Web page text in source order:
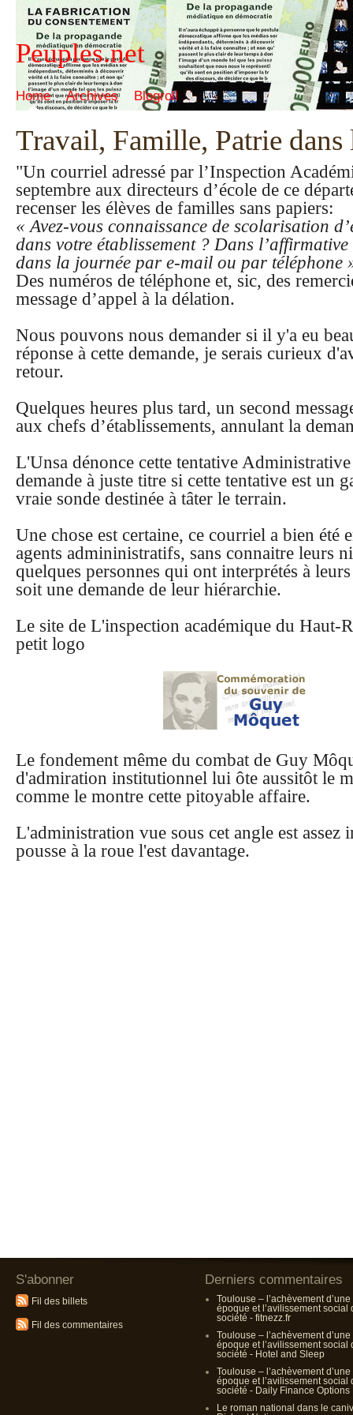
Peuples.net
Home Archives Blogroll
Travail, Famille, Patrie
"Un courriel adressé par l’Inspection
septembre aux directeurs d’école de ce
recenser les élèves de familles sans papiers:
« Avez-vous connaissance de scolarisation
dans votre établissement ? Dans
dans la journée par e-mail ou par téléphone
Des numéros de téléphone et, sic, des
message d’appel à la délation.
Nous pouvons nous demander si il y'a eu
réponse à cette demande, je serais curieux
retour.
Quelques heures plus tard, un second
aux chefs d’établissements, annulant la
L'Unsa dénonce cette tentative
demande à juste titre si cette tentative est un
vraie sonde destinée à tâter le terrain.
Une chose est certaine, ce courriel a bien
agents admininistratifs, sans connaitre leurs
quelques personnes qui ont interprétés à
soit une demande de leur hiérarchie.
Le site de L'inspection académique du Haut-
petit logo
Le fondement même du combat de Guy
d'admiration institutionnel lui ôte aussitôt le
comme le montre cette pitoyable affaire.
L'administration vue sous cet angle est
pousse à la roue l'est davantage.
S'abonner
Fil des billets
Fil des commentaires
Derniers commentaires
Toulouse – l’achèvement d’une
époque et l’avilissement social
société - fitnezz.fr
Toulouse – l’achèvement d’une
époque et l’avilissement social
société - Hotel and Sleep
Toulouse – l’achèvement d’une
époque et l’avilissement social
société - Daily Finance Options
Le roman national dans le